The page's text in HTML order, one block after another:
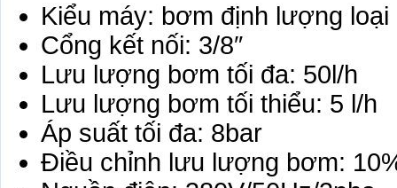
Kiểu máy: bơm định lượng loại
Cổng kết nối: 3/8″
Lưu lượng bơm tối đa: 50l/h
Lưu lượng bơm tối thiểu: 5 l/h
Áp suất tối đa: 8bar
Điều chỉnh lưu lượng bơm: